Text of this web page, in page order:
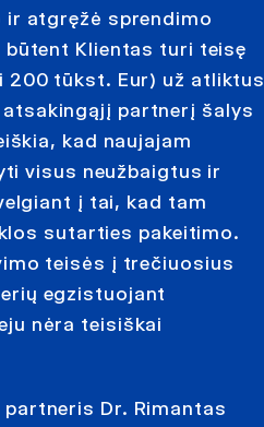
ir atgręžė sprendimo
Klientas turi teisę
200 tūkst. Eur) už atliktus
partnerį šalys
kad naujajam
visus neužbaigtus ir
į tai, kad tam
sutarties pakeitimo.
teisės į trečiuosius
egzistuojant
nėra teisiškai
partneris Dr. Rimantas